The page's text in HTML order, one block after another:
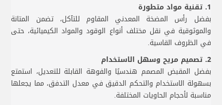
1. تقنية مواد متطورة
بفضل رأس المضخة المعدني المقاوم للتآكل، تضمن المتانة
والموثوقية في نقل مختلف أنواع الوقود والمواد الكيميائية، حتى
في الظروف القاسية.
2. تصميم مريح وسهل الاستخدام
بفضل المقبض المصمم هندسيًا والفوهة القابلة للتعديل، استمتع
بسهولة الاستخدام والتحكم الدقيق في معدل التدفق، مما يجعلها
مناسبة لأحجام الحاويات المختلفة.